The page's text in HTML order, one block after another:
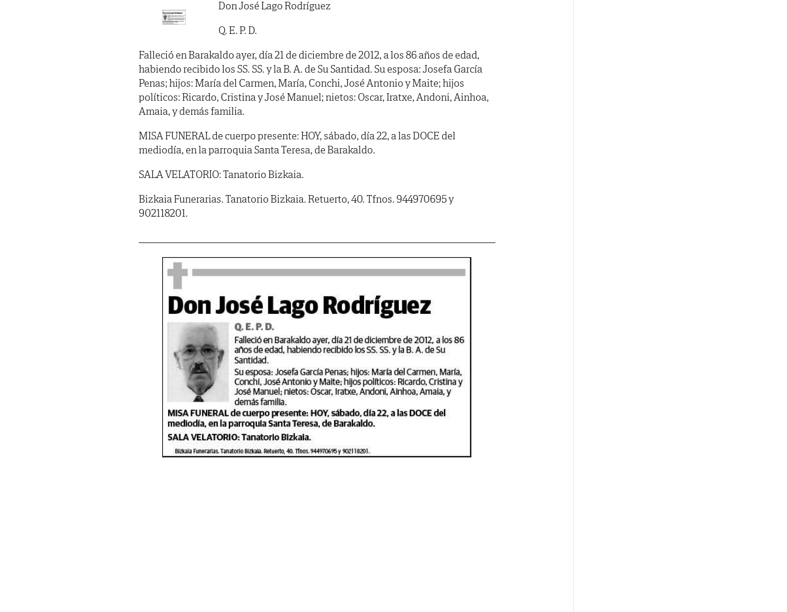
Don José Lago Rodríguez
Q. E. P. D.
Falleció en Barakaldo ayer, día 21 de diciembre de 2012, a los 86 años de edad,
habiendo recibido los SS. SS. y la B. A. de Su Santidad. Su esposa: Josefa García
Penas; hijos: María del Carmen, María, Conchi, José Antonio y Maite; hijos
políticos: Ricardo, Cristina y José Manuel; nietos: Oscar, Iratxe, Andoni, Ainhoa,
Amaia, y demás familia.
MISA FUNERAL de cuerpo presente: HOY, sábado, día 22, a las DOCE del
mediodía, en la parroquia Santa Teresa, de Barakaldo.
SALA VELATORIO: Tanatorio Bizkaia.
Bizkaia Funerarias. Tanatorio Bizkaia. Retuerto, 40. Tfnos. 944970695 y
902118201.